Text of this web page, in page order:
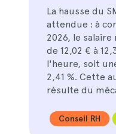
La hausse du
attendue : à
2026, le
de 12,02 € à
l'heure, soit
2,41 %. Cette
résulte du
Conseil RH